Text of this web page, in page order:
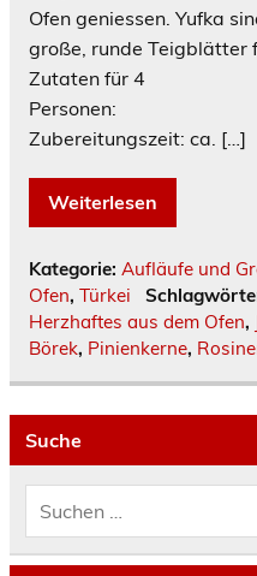
Ofen geniessen. Yufka
große, runde Teigblätter
Zutaten für 4
Zubereitungszeit: ca. […]
Weiterlesen
Kategorie: Aufläufe und
Ofen, Türkei
Herzhaftes aus dem Ofen,
Börek, Pinienkerne,
Suche